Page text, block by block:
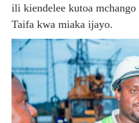
ili kiendelee kutoa
Taifa kwa miaka ijayo.